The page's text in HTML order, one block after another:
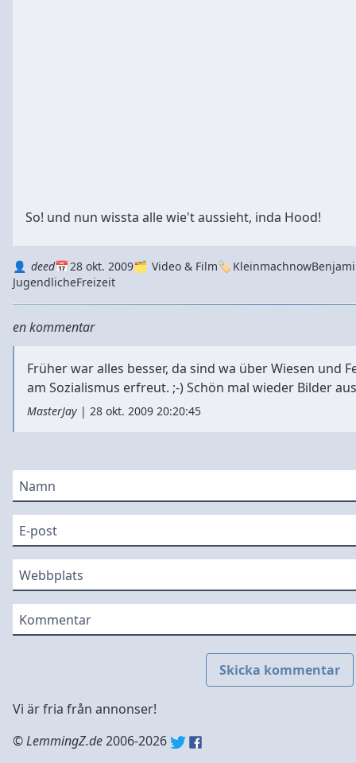
So! und nun wissta alle wie't aussieht, inda Hood!
Autordeed
Datum 28 okt. 2009
Kategorie Video & Film Tags
Kleinmachnow
JugendlicheFreizeit
en kommentar
Früher war alles besser, da sind wa über Wiesen und
am Sozialismus erfreut. ;-) Schön mal wieder Bilder
MasterJay | 28 okt. 2009 20:20:45
Namn
E-post
Webbplats
Kommentar
Skicka kommentar
Vi är fria från annonser!
©LemmingZ.de2006-2026